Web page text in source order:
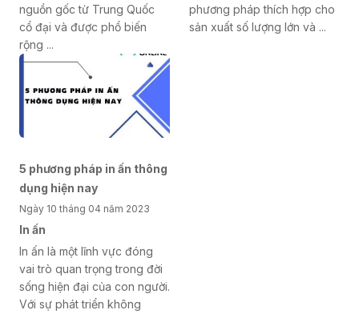
nguồn gốc từ Trung Quốc
cổ đại và được phổ biến
rộng ...
phương pháp thích hợp cho
sản xuất số lượng lớn và ...
5 phương pháp in ấn thông
dụng hiện nay
Ngày 10 tháng 04 năm 2023
In ấn
In ấn là một lĩnh vực đóng
vai trò quan trọng trong đời
sống hiện đại của con người.
Với sự phát triển không